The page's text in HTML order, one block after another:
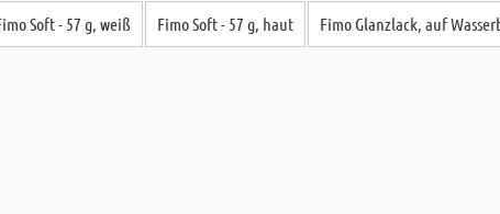
Soft - 57 g, weiß Fimo Soft - 57 g, haut Fimo Glanzlack, auf